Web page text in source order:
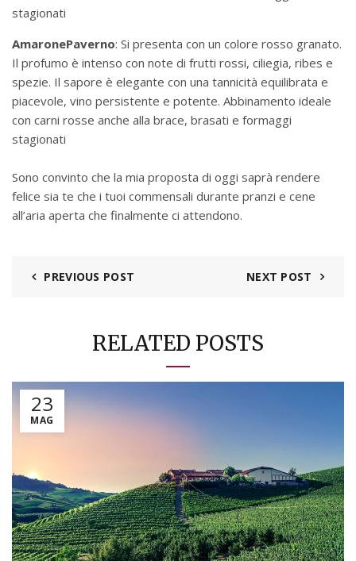
stagionati
AmaronePaverno: Si presenta con un colore rosso granato.
Il profumo è intenso con note di frutti rossi, ciliegia, ribes e
spezie. Il sapore è elegante con una tannicità equilibrata e
piacevole, vino persistente e potente. Abbinamento ideale
con carni rosse anche alla brace, brasati e formaggi
stagionati
Sono convinto che la mia proposta di oggi saprà rendere
felice sia te che i tuoi commensali durante pranzi e cene
all’aria aperta che finalmente ci attendono.
PREVIOUS POST NEXT POST
RELATED POSTS
23
MAG